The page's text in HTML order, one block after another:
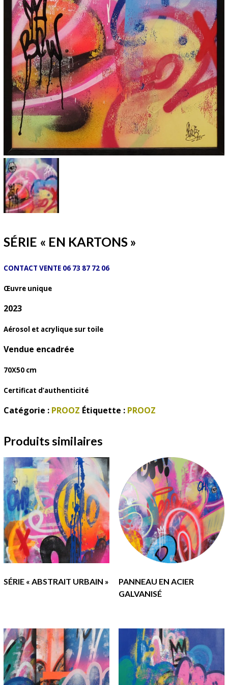
SÉRIE « EN KARTONS »
CONTACT VENTE 06 73 87 72 06
Œuvre unique
2023
Aérosol et acrylique sur toile
Vendue encadrée
70X50 cm
Certificat d’authenticité
Catégorie : PROOZ Étiquette : PROOZ
Produits similaires
SÉRIE « ABSTRAIT URBAIN »
PANNEAU EN ACIER
GALVANISÉ